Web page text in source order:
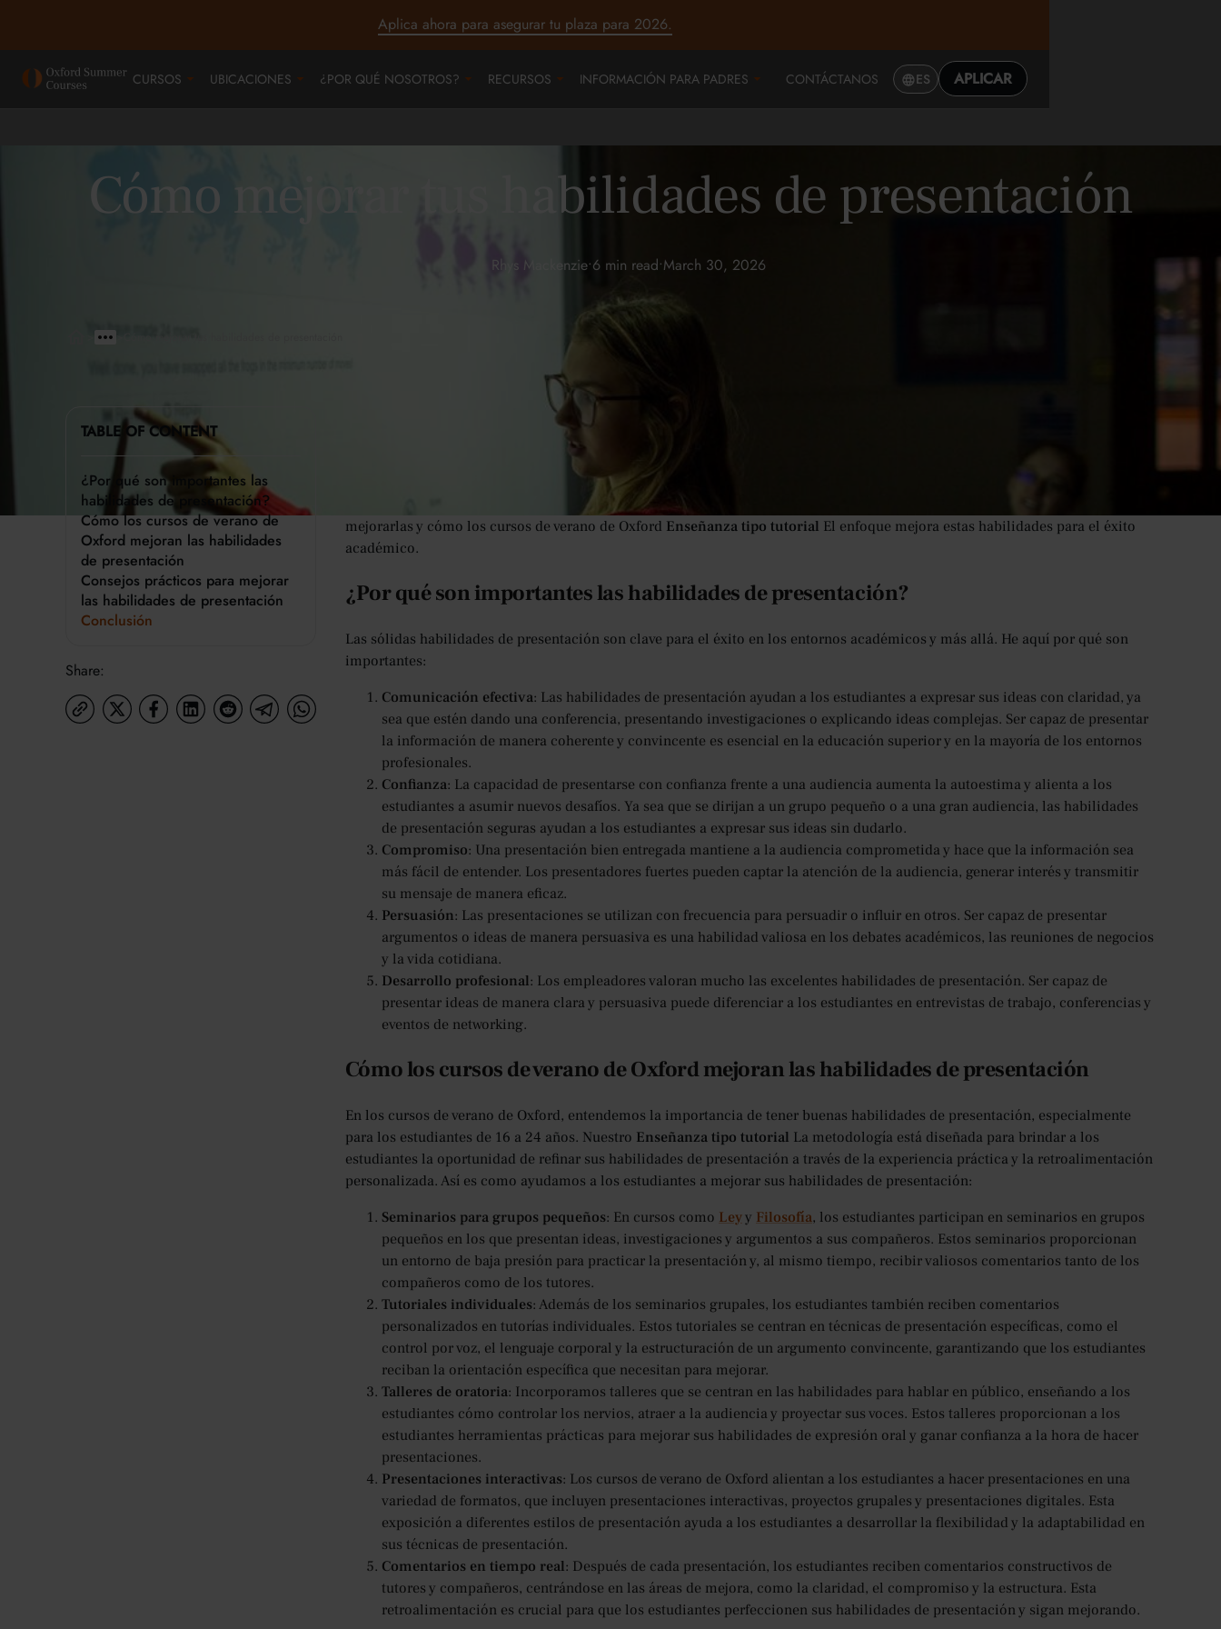
Aplica ahora para asegurar tu plaza para 2026.
CURSOS UBICACIONES ¿POR QUÉ NOSOTROS? RECURSOS INFORMACIÓN PARA PADRES CONTÁCTANOS ES APLICAR
Cómo mejorar tus habilidades de presentación
Rhys Mackenzie•6 min read•March 30, 2026
TABLE OF CONTENT
¿Por qué son importantes las
habilidades de presentación?
Cómo los cursos de verano de
Oxford mejoran las habilidades
de presentación
Consejos prácticos para mejorar
las habilidades de presentación
Conclusión
Share:
Las habilidades de presentación son cruciales para el éxito tanto en la educación superior como en los entornos profesionales.
Para los estudiantes de entre 16 y 24 años, dominar el arte de la presentación es esencial para los logros académicos, las
futuras oportunidades profesionales y el crecimiento personal. Ya sea que esté realizando una presentación en un seminario,
proponiendo una idea o dirigiendo un debate, las habilidades de presentación efectivas son necesarias para comunicar sus
ideas de manera clara y segura. En este artículo, exploramos la importancia de las habilidades de presentación, cómo
mejorarlas y cómo los cursos de verano de Oxford Enseñanza tipo tutorial El enfoque mejora estas habilidades para el éxito
académico.
¿Por qué son importantes las habilidades de presentación?
Las sólidas habilidades de presentación son clave para el éxito en los entornos académicos y más allá. He aquí por qué son
importantes:
Comunicación efectiva: Las habilidades de presentación ayudan a los estudiantes a expresar sus ideas con claridad, ya
sea que estén dando una conferencia, presentando investigaciones o explicando ideas complejas. Ser capaz de presentar
la información de manera coherente y convincente es esencial en la educación superior y en la mayoría de los entornos
profesionales.
Confianza: La capacidad de presentarse con confianza frente a una audiencia aumenta la autoestima y alienta a los
estudiantes a asumir nuevos desafíos. Ya sea que se dirijan a un grupo pequeño o a una gran audiencia, las habilidades
de presentación seguras ayudan a los estudiantes a expresar sus ideas sin dudarlo.
Compromiso: Una presentación bien entregada mantiene a la audiencia comprometida y hace que la información sea
más fácil de entender. Los presentadores fuertes pueden captar la atención de la audiencia, generar interés y transmitir
su mensaje de manera eficaz.
Persuasión: Las presentaciones se utilizan con frecuencia para persuadir o influir en otros. Ser capaz de presentar
argumentos o ideas de manera persuasiva es una habilidad valiosa en los debates académicos, las reuniones de negocios
y la vida cotidiana.
Desarrollo profesional: Los empleadores valoran mucho las excelentes habilidades de presentación. Ser capaz de
presentar ideas de manera clara y persuasiva puede diferenciar a los estudiantes en entrevistas de trabajo, conferencias y
eventos de networking.
Cómo los cursos de verano de Oxford mejoran las habilidades de presentación
En los cursos de verano de Oxford, entendemos la importancia de tener buenas habilidades de presentación, especialmente
para los estudiantes de 16 a 24 años. Nuestro Enseñanza tipo tutorial La metodología está diseñada para brindar a los
estudiantes la oportunidad de refinar sus habilidades de presentación a través de la experiencia práctica y la retroalimentación
personalizada. Así es como ayudamos a los estudiantes a mejorar sus habilidades de presentación:
Seminarios para grupos pequeños: En cursos como Leyy Filosofía, los estudiantes participan en seminarios en grupos
pequeños en los que presentan ideas, investigaciones y argumentos a sus compañeros. Estos seminarios proporcionan
un entorno de baja presión para practicar la presentación y, al mismo tiempo, recibir valiosos comentarios tanto de los
compañeros como de los tutores.
Tutoriales individuales: Además de los seminarios grupales, los estudiantes también reciben comentarios
personalizados en tutorías individuales. Estos tutoriales se centran en técnicas de presentación específicas, como el
control por voz, el lenguaje corporal y la estructuración de un argumento convincente, garantizando que los estudiantes
reciban la orientación específica que necesitan para mejorar.
Talleres de oratoria: Incorporamos talleres que se centran en las habilidades para hablar en público, enseñando a los
estudiantes cómo controlar los nervios, atraer a la audiencia y proyectar sus voces. Estos talleres proporcionan a los
estudiantes herramientas prácticas para mejorar sus habilidades de expresión oral y ganar confianza a la hora de hacer
presentaciones.
Presentaciones interactivas: Los cursos de verano de Oxford alientan a los estudiantes a hacer presentaciones en una
variedad de formatos, que incluyen presentaciones interactivas, proyectos grupales y presentaciones digitales. Esta
exposición a diferentes estilos de presentación ayuda a los estudiantes a desarrollar la flexibilidad y la adaptabilidad en
sus técnicas de presentación.
Comentarios en tiempo real: Después de cada presentación, los estudiantes reciben comentarios constructivos de
tutores y compañeros, centrándose en las áreas de mejora, como la claridad, el compromiso y la estructura. Esta
retroalimentación es crucial para que los estudiantes perfeccionen sus habilidades de presentación y sigan mejorando.